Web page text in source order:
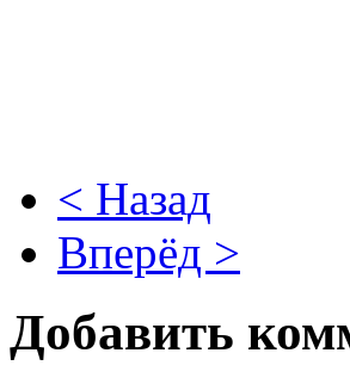
< Назад
Вперёд >
Добавить